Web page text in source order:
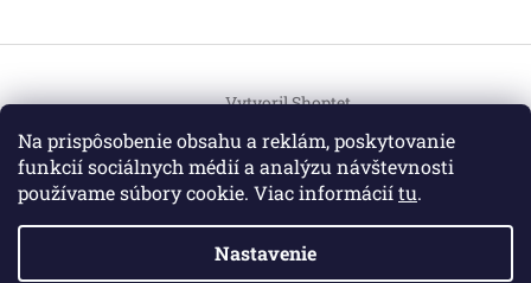
Na prispôsobenie obsahu a reklám, poskytovanie
funkcií sociálnych médií a analýzu návštevnosti
používame súbory cookie. Viac informáciítu.
Nastavenie
p
Vytvoril Shoptet
Copyright 2026HEMI Elektro. Všetky práva vyhradené.
Upraviť nastavenie cookies